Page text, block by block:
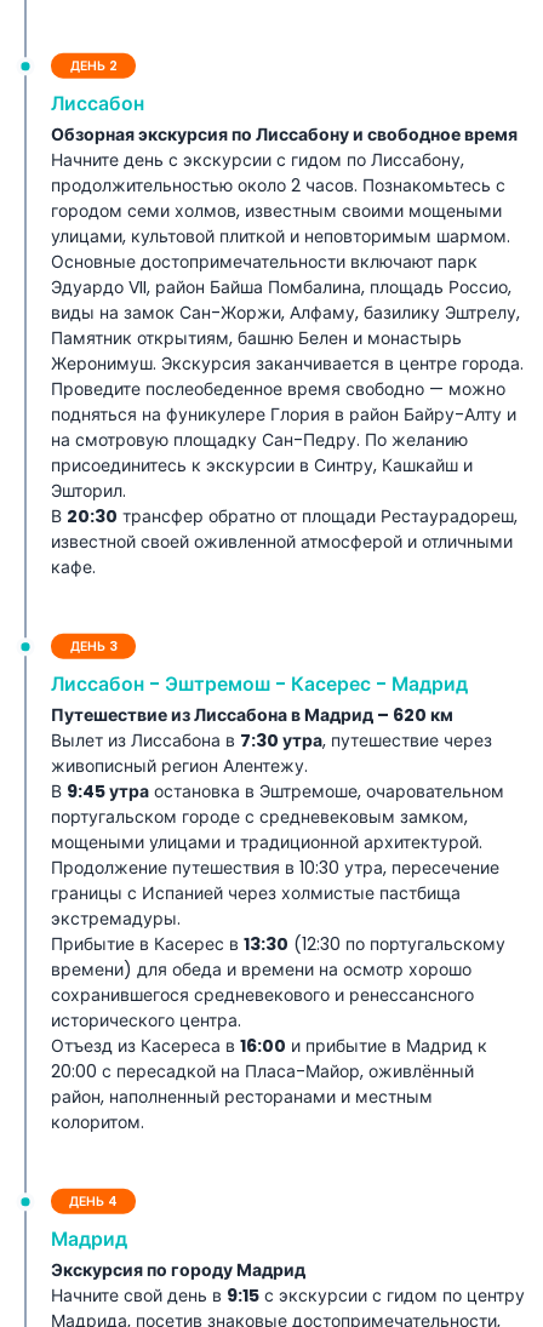
ДЕНЬ 2
Лиссабон
Обзорная экскурсия по Лиссабону и свободное время
Начните день с экскурсии с гидом по Лиссабону,
продолжительностью около 2 часов. Познакомьтесь с
городом семи холмов, известным своими мощеными
улицами, культовой плиткой и неповторимым шармом.
Основные достопримечательности включают парк
Эдуардо VII, район Байша Помбалина, площадь Россио,
виды на замок Сан-Жоржи, Алфаму, базилику Эштрелу,
Памятник открытиям, башню Белен и монастырь
Жеронимуш. Экскурсия заканчивается в центре города.
Проведите послеобеденное время свободно — можно
подняться на фуникулере Глория в район Байру-Алту и
на смотровую площадку Сан-Педру. По желанию
присоединитесь к экскурсии в Синтру, Кашкайш и
Эшторил.
В 20:30 трансфер обратно от площади Рестаурадореш,
известной своей оживленной атмосферой и отличными
кафе.
ДЕНЬ 3
Лиссабон - Эштремош - Касерес - Мадрид
Путешествие из Лиссабона в Мадрид – 620 км
Вылет из Лиссабона в 7:30 утра, путешествие через
живописный регион Алентежу.
В 9:45 утра остановка в Эштремоше, очаровательном
португальском городе с средневековым замком,
мощеными улицами и традиционной архитектурой.
Продолжение путешествия в 10:30 утра, пересечение
границы с Испанией через холмистые пастбища
экстремадуры.
Прибытие в Касерес в 13:30 (12:30 по португальскому
времени) для обеда и времени на осмотр хорошо
сохранившегося средневекового и ренессансного
исторического центра.
Отъезд из Касереса в 16:00 и прибытие в Мадрид к
20:00 с пересадкой на Пласа-Майор, оживлённый
район, наполненный ресторанами и местным
колоритом.
ДЕНЬ 4
Мадрид
Экскурсия по городу Мадрид
Начните свой день в 9:15 с экскурсии с гидом по центру
Мадрида, посетив знаковые достопримечательности,